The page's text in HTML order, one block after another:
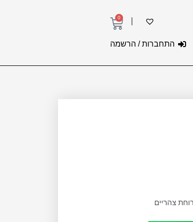
התחברות / הרשמה
0
עגלת
צהריים